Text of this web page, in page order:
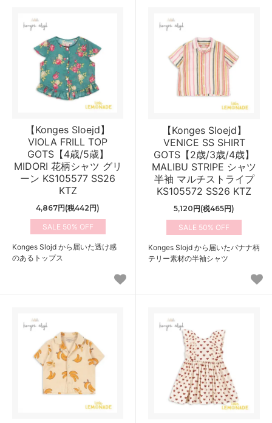
【Konges Sloejd】
VIOLA FRILL TOP
GOTS【4歳/5歳】
MIDORI 花柄シャツ グリ
ーン KS105577 SS26
KTZ
4,867円(税442円)
50%
Konges Slojd から届いた透け感
のあるトップス
【Konges Sloejd】
VENICE SS SHIRT
GOTS【2歳/3歳/4歳】
MALIBU STRIPE シャツ
半袖 マルチストライプ
KS105572 SS26 KTZ
5,120円(税465円)
50%
Konges Slojd から届いたバナナ柄
テリー素材の半袖シャツ